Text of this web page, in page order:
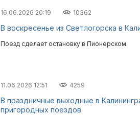
16.06.2026 20:19 10362
В воскресенье из Светлогорска в
Поезд сделает остановку в Пионерском.
11.06.2026 12:51 4259
В праздничные выходные в
пригородных поездов